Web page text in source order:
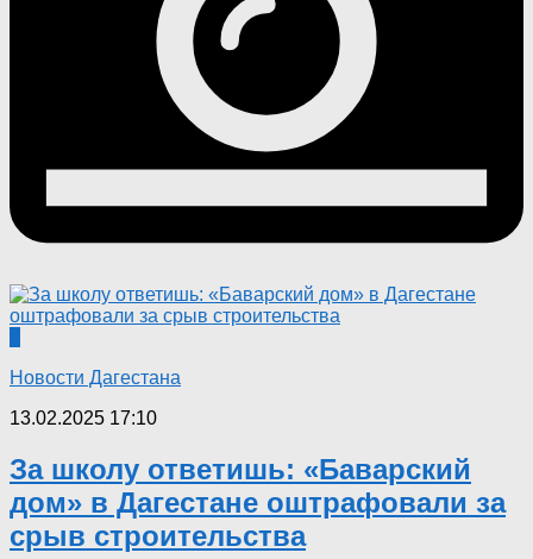
Новости Дагестана
13.02.2025 17:10
За школу ответишь: «Баварский
дом» в Дагестане оштрафовали за
срыв строительства